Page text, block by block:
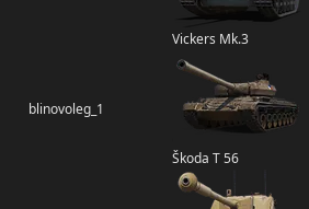
Vickers Mk.3
blinovoleg_1
Škoda T 56